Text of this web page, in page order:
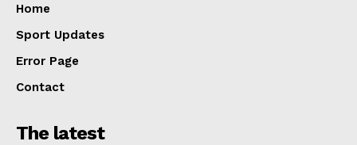
Home
Sport Updates
Error Page
Contact
The latest